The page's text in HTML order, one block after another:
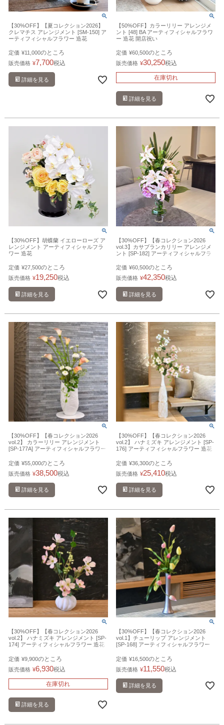
【30%OFF】【夏コレクション2026】
クレマチス アレンジメント [SM-150] ア
ーティフィシャルフラワー 造花
定価 ¥11,000のところ
販売価格 ¥7,700税込
詳細を見る
【50%OFF】カラーリリー アレンジメ
ント [48] BA アーティフィシャルフラワ
ー 造花 開店祝い
定価 ¥60,500のところ
販売価格 ¥30,250税込
在庫切れ
詳細を見る
【30%OFF】胡蝶蘭 イエローローズ ア
レンジメント アーティフィシャルフラ
ワー 造花
定価 ¥27,500のところ
販売価格 ¥19,250税込
詳細を見る
【30%OFF】【春コレクション2026
vol.3】カサブランカリリー アレンジメ
ント [SP-182] アーティフィシャルフラ
定価 ¥60,500のところ
販売価格 ¥42,350税込
詳細を見る
【30%OFF】【春コレクション2026
vol.2】 カラーリリー アレンジメント
[SP-177A] アーティフィシャルフラワー
定価 ¥55,000のところ
販売価格 ¥38,500税込
詳細を見る
【30%OFF】【春コレクション2026
vol.2】 ハナミズキ アレンジメント [SP-
176] アーティフィシャルフラワー 造花
定価 ¥36,300のところ
販売価格 ¥25,410税込
詳細を見る
【30%OFF】【春コレクション2026
vol.2】 ハナミズキ アレンジメント [SP-
174] アーティフィシャルフラワー 造花
定価 ¥9,900のところ
販売価格 ¥6,930税込
在庫切れ
詳細を見る
【30%OFF】【春コレクション2026
vol.1】チューリップ アレンジメント
[SP-168] アーティフィシャルフラワー
定価 ¥16,500のところ
販売価格 ¥11,550税込
詳細を見る